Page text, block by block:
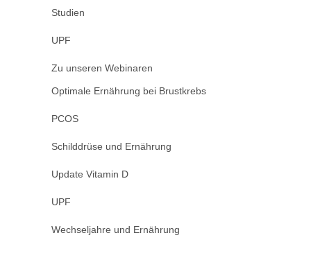
Studien
UPF
Zu unseren Webinaren
Optimale Ernährung bei Brustkrebs
PCOS
Schilddrüse und Ernährung
Update Vitamin D
UPF
Wechseljahre und Ernährung